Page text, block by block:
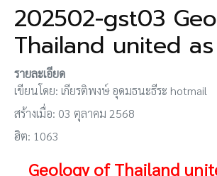
202502-gst03
Thailand united
รายละเอียด
เขียนโดย: เกียรติพงษ์ อุดมธนะธีระ hotmail
สร้างเมื่อ: 03 ตุลาคม 2568
ฮิต: 1063
Geology of Thailand